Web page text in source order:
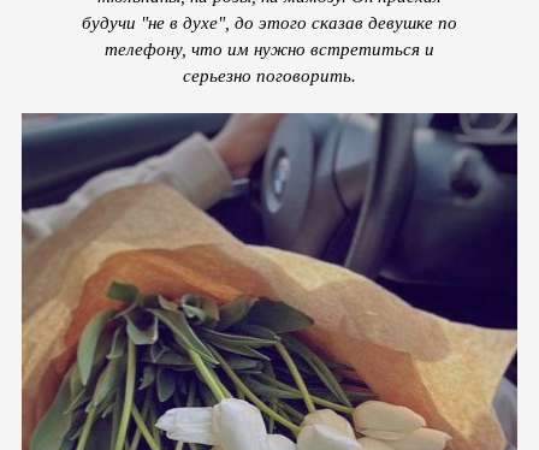
будучи "не в духе", до этого сказав девушке по
телефону, что им нужно встретиться и
серьезно поговорить.